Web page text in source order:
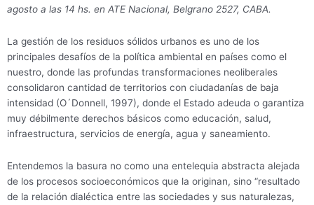
agosto a las 14 hs. en ATE Nacional, Belgrano 2527, CABA.
La gestión de los residuos sólidos urbanos es uno de los
principales desafíos de la política ambiental en países como el
nuestro, donde las profundas transformaciones neoliberales
consolidaron cantidad de territorios con ciudadanías de baja
intensidad (O´Donnell, 1997), donde el Estado adeuda o garantiza
muy débilmente derechos básicos como educación, salud,
infraestructura, servicios de energía, agua y saneamiento.
Entendemos la basura no como una entelequia abstracta alejada
de los procesos socioeconómicos que la originan, sino “resultado
de la relación dialéctica entre las sociedades y sus naturalezas,